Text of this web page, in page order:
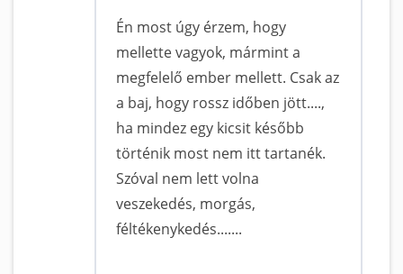
Én most úgy érzem, hogy
mellette vagyok, mármint a
megfelelő ember mellett. Csak az
a baj, hogy rossz időben jött....,
ha mindez egy kicsit később
történik most nem itt tartanék.
Szóval nem lett volna
veszekedés, morgás,
féltékenykedés.......